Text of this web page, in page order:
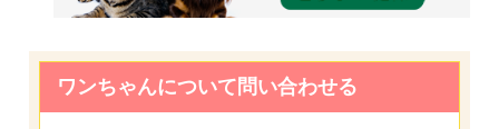
ワンちゃんについて問い合わせる